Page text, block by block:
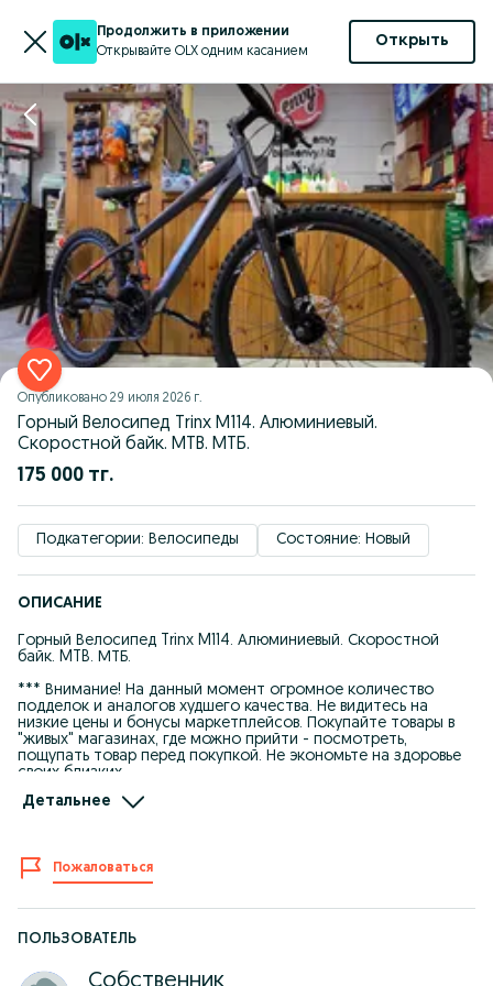
Продолжить в приложении
Открывайте OLX одним касанием
Открыть
Опубликовано 29 июля 2026 г.
Горный Велосипед Trinx M114. Алюминиевый.
Скоростной байк. MTB. МТБ.
175 000 тг.
Подкатегории: Велосипеды Состояние: Новый
ОПИСАНИЕ
Горный Велосипед Trinx M114. Алюминиевый. Скоростной
байк. MTB. МТБ.
*** Внимание! На данный момент огромное количество
подделок и аналогов худшего качества. Не видитесь на
низкие цены и бонусы маркетплейсов. Покупайте товары в
"живых" магазинах, где можно прийти - посмотреть,
пощупать товар перед покупкой. Не экономьте на здоровье
своих близких.
+ Отлично подойдет для езды по городу и пересеченной
+ Велосипед - это залог здоровья!
Характеристики:
• Надежная Облегченная Алюминиевая рама. Для
разные, так что обязательно приезжайте в магазин для
покупкой.
Детальнее
Пожаловаться
ПОЛЬЗОВАТЕЛЬ
Собственник